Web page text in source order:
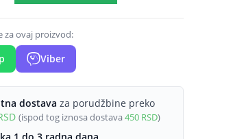
za ovaj proizvod:
Viber
dostava za porudžbine preko
(ispod tog iznosa dostava450 RSD)